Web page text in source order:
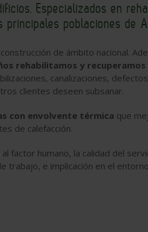
Especializados en
principales poblaciones de
de ámbito nacional.
rehabilitamos y
canalizaciones,
clientes deseen subsanar.
con envolvente térmica que
de calefacción.
al factor humano, la calidad del
trabajo, e implicación en el